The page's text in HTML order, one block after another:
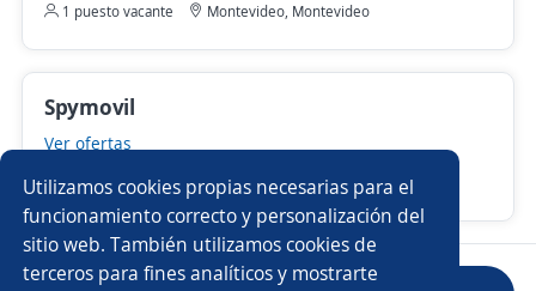
Utilizamos cookies propias necesarias para el
funcionamiento correcto y personalización del
sitio web. También utilizamos cookies de
terceros para fines analíticos y mostrarte
1 puesto vacante Montevideo, Montevideo
Spymovil
Ver ofertas
1 puesto vacante Montevideo, Montevideo